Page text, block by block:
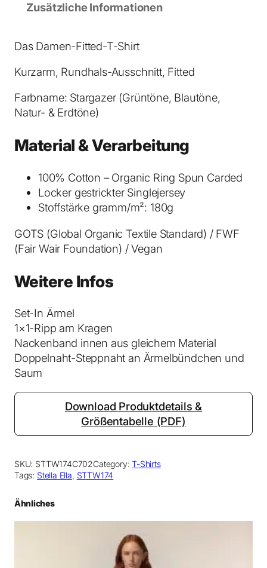
l
T
S
h
r
g
a
e
M
e
n
g
e
Zusätzliche Informationen
Das Damen-Fitted-T-Shirt
Kurzarm, Rundhals-Ausschnitt, Fitted
Farbname: Stargazer (Grüntöne, Blautöne,
Natur- & Erdtöne)
Material & Verarbeitung
100% Cotton – Organic Ring Spun Carded
Locker gestrickter Singlejersey
Stoffstärke gramm/m²: 180g
GOTS (Global Organic Textile Standard) / FWF
(Fair Wair Foundation) / Vegan
Weitere Infos
Set-In Ärmel
1×1-Ripp am Kragen
Nackenband innen aus gleichem Material
Doppelnaht-Steppnaht an Ärmelbündchen und
Saum
Download Produktdetails &
Größentabelle (PDF)
SKU: STTW174C702Category:T-Shirts
Tags: Stella Ella, STTW174
Ähnliches